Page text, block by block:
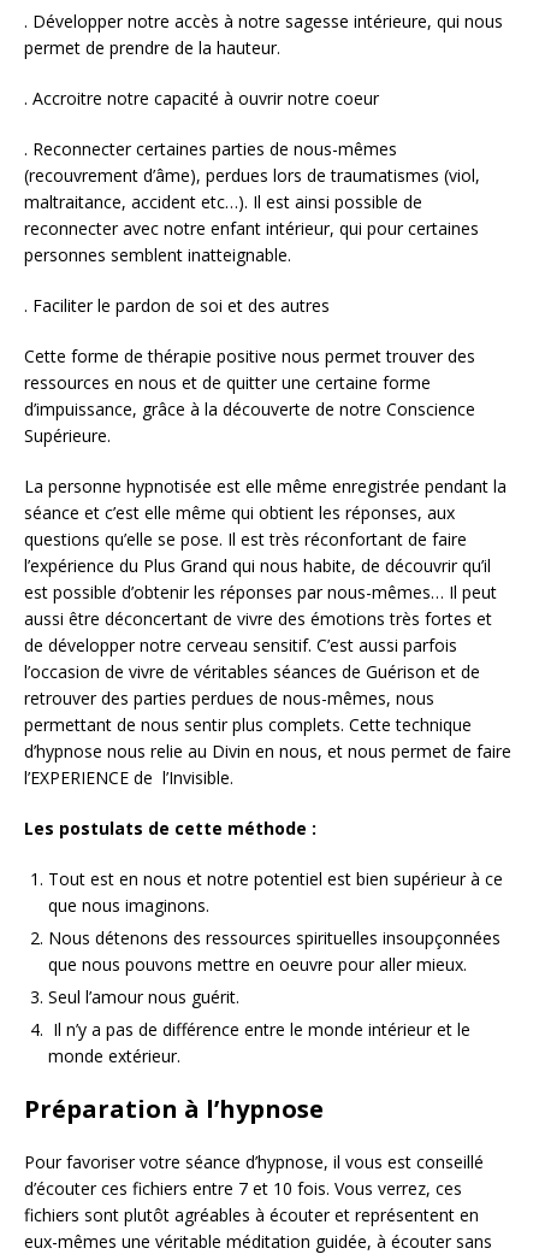
. Développer notre accès à notre sagesse intérieure, qui nous
permet de prendre de la hauteur.
. Accroitre notre capacité à ouvrir notre coeur
. Reconnecter certaines parties de nous-mêmes
(recouvrement d’âme), perdues lors de traumatismes (viol,
maltraitance, accident etc…). Il est ainsi possible de
reconnecter avec notre enfant intérieur, qui pour certaines
personnes semblent inatteignable.
. Faciliter le pardon de soi et des autres
Cette forme de thérapie positive nous permet trouver des
ressources en nous et de quitter une certaine forme
d’impuissance, grâce à la découverte de notre Conscience
Supérieure.
La personne hypnotisée est elle même enregistrée pendant la
séance et c’est elle même qui obtient les réponses, aux
questions qu’elle se pose. Il est très réconfortant de faire
l’expérience du Plus Grand qui nous habite, de découvrir qu’il
est possible d’obtenir les réponses par nous-mêmes… Il peut
aussi être déconcertant de vivre des émotions très fortes et
de développer notre cerveau sensitif. C’est aussi parfois
l’occasion de vivre de véritables séances de Guérison et de
retrouver des parties perdues de nous-mêmes, nous
permettant de nous sentir plus complets. Cette technique
d’hypnose nous relie au Divin en nous, et nous permet de faire
l’EXPERIENCE de l’Invisible.
Les postulats de cette méthode :
Tout est en nous et notre potentiel est bien supérieur à ce
que nous imaginons.
Nous détenons des ressources spirituelles insoupçonnées
que nous pouvons mettre en oeuvre pour aller mieux.
Seul l’amour nous guérit.
Il n’y a pas de différence entre le monde intérieur et le
monde extérieur.
Préparation à l’hypnose
Pour favoriser votre séance d’hypnose, il vous est conseillé
d’écouter ces fichiers entre 7 et 10 fois. Vous verrez, ces
fichiers sont plutôt agréables à écouter et représentent en
eux-mêmes une véritable méditation guidée, à écouter sans